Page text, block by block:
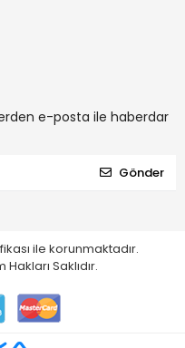
e-posta ile haberdar
Gönder
ile korunmaktadır.
Saklıdır.